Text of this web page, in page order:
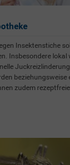
Insektenstiche
Insbesondere
beziehungsweise
zudem